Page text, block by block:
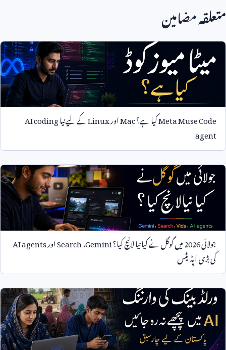
متعلقہ مضامین
Meta Muse Codeکیا ہے؟MacاورLinuxکے لیے نیاAI coding
agent
جولائی2026میں گوگل نے کیا نیا لانچ کیا؟Gemini،SearchاورAI agents
کی بڑی اپڈیٹس